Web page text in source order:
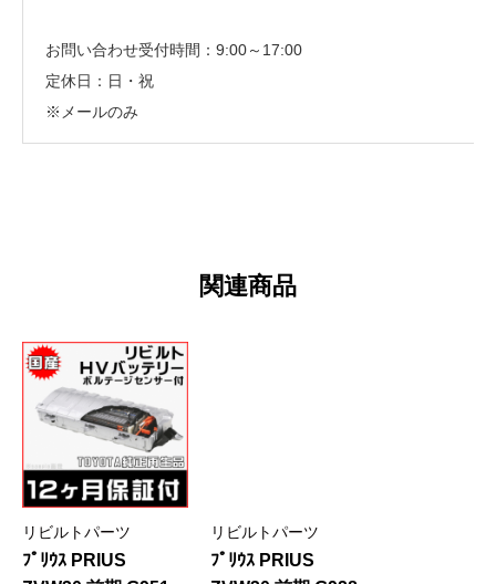
お問い合わせ受付時間：9:00～17:00
定休日：日・祝
※メールのみ
関連商品
リビルトパーツ
ﾌﾟﾘｳｽ PRIUS
リビルトパーツ
ﾌﾟﾘｳｽ PRIUS